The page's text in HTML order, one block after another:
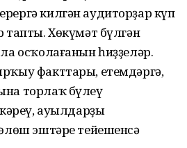
килгән аудиторҙар күп
тапты. Хөкүмәт бүлгән
осҡолағанын һиҙҙеләр.
факттары, етемдәргә,
торлаҡ бүлеү
ауылдарҙы
эштәре тейешенсә